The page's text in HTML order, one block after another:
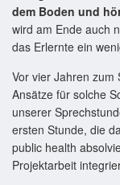
dem Boden und
wird am Ende auch
das Erlernte ein
Vor vier Jahren zum
Ansätze für solche
unserer
ersten Stunde, die
public health
Projektarbeit